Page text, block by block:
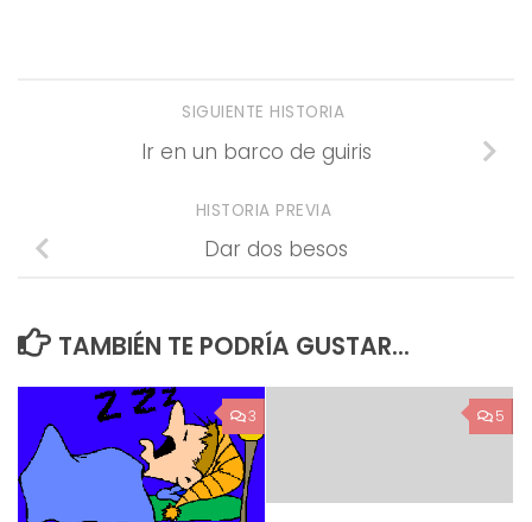
SIGUIENTE HISTORIA
Ir en un barco de guiris
HISTORIA PREVIA
Dar dos besos
TAMBIÉN TE PODRÍA GUSTAR...
3 5